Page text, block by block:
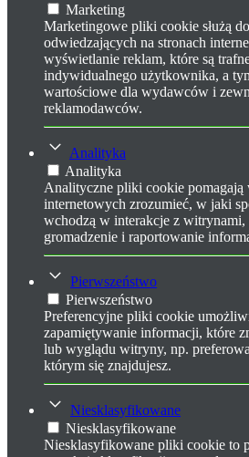
Marketing
Marketingowe pliki cookie służą
odwiedzających na stronach
wyświetlanie reklam, które są
indywidualnego użytkownika, a
wartościowe dla wydawców i
reklamodawców.
Analityka
Analityka
Analityczne pliki cookie pomagają
internetowych zrozumieć, w jaki
wchodzą w interakcje z witrynami,
gromadzenie i raportowanie
Pierwszeństwo
Pierwszeństwo
Preferencyjne pliki cookie
zapamiętywanie informacji, które
lub wyglądu witryny, np.
którym się znajdujesz.
Niesklasyfikowane
Niesklasyfikowane
Niesklasyfikowane pliki cookie to